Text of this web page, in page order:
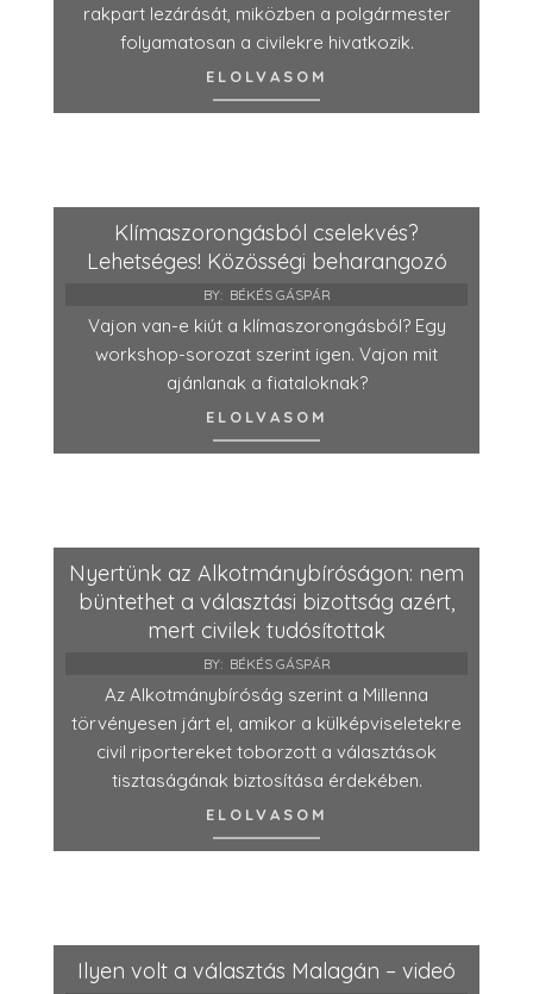
rakpart lezárását, miközben a polgármester
folyamatosan a civilekre hivatkozik.
ELOLVASOM
Klímaszorongásból cselekvés?
Lehetséges! Közösségi beharangozó
BY: BÉKÉS GÁSPÁR
Vajon van-e kiút a klímaszorongásból? Egy
workshop-sorozat szerint igen. Vajon mit
ajánlanak a fiataloknak?
ELOLVASOM
Nyertünk az Alkotmánybíróságon: nem
büntethet a választási bizottság azért,
mert civilek tudósítottak
BY: BÉKÉS GÁSPÁR
Az Alkotmánybíróság szerint a Millenna
törvényesen járt el, amikor a külképviseletekre
civil riportereket toborzott a választások
tisztaságának biztosítása érdekében.
ELOLVASOM
Ilyen volt a választás Malagán – videó